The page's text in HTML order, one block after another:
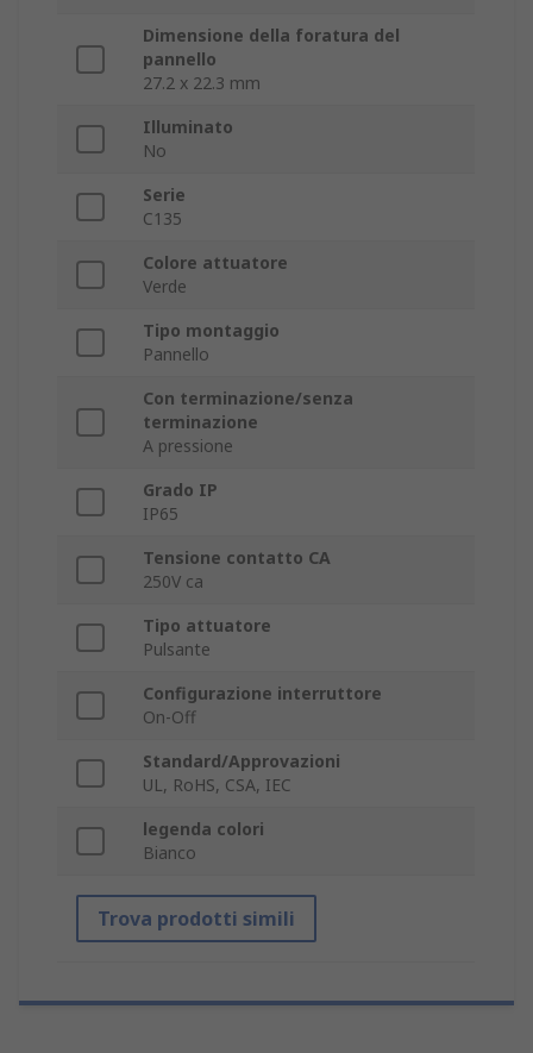
Dimensione della foratura del
pannello
27.2 x 22.3 mm
Illuminato
No
Serie
C135
Colore attuatore
Verde
Tipo montaggio
Pannello
Con terminazione/senza
terminazione
A pressione
Grado IP
IP65
Tensione contatto CA
250V ca
Tipo attuatore
Pulsante
Configurazione interruttore
On-Off
Standard/Approvazioni
UL, RoHS, CSA, IEC
legenda colori
Bianco
Trova prodotti simili